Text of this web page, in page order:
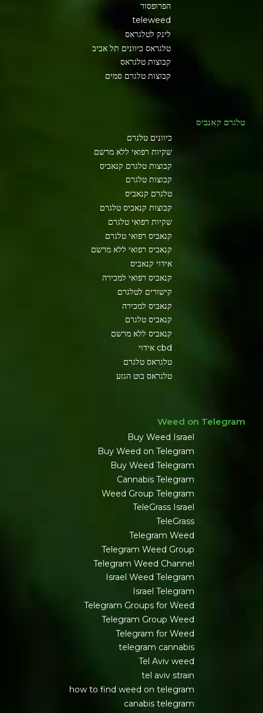
הפרופסור
teleweed
לינק לטלגראס
טלגראס כיוונים תל אביב
קבוצות טלגראס
קבוצות טלגרם סמים
טלגרם קאנביס
כיוונים טלגרם
שקיות רפואי ללא מרשם
קבוצות טלגרם קנאביס
קבוצות טלגרם
טלגרם קנאביס
קבוצות קנאביס טלגרם
שקיות רפואי טלגרם
קנאביס רפואי טלגרם
קנאביס רפואי ללא מרשם
אידוי קנאביס
קנאביס רפואי למכירה
קישורים לטלגרם
קנאביס למכירה
קנאביס טלגרם
קנאביס ללא מרשם
cbd אידוי
טלגראס טלגרם
טלגראס בוט הגזע
Weed on Telegram
Buy Weed Israel
Buy Weed on Telegram
Buy Weed Telegram
Cannabis Telegram
Weed Group Telegram
TeleGrass Israel
TeleGrass
Telegram Weed
Telegram Weed Group
Telegram Weed Channel
Israel Weed Telegram
Israel Telegram
Telegram Groups for Weed
Telegram Group Weed
Telegram for Weed
telegram cannabis
Tel Aviv weed
tel aviv strain
how to find weed on telegram
canabis telegram